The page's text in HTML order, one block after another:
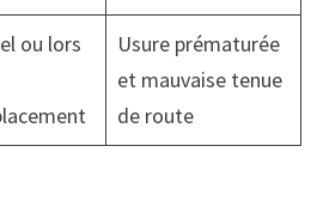
ou lors
Usure prématurée
et mauvaise tenue
de route